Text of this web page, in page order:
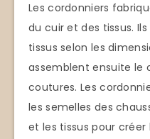
Les cordonniers
du cuir et des tissus.
tissus selon les
assemblent ensuite le
coutures. Les
les semelles des
et les tissus pour